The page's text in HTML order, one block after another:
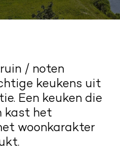
/ noten
keukens uit
Een keuken die
kast het
woonkarakter